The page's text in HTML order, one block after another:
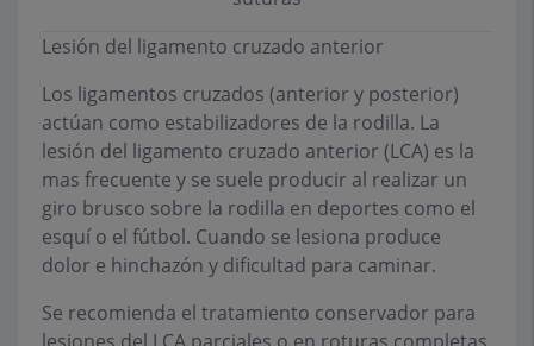
Lesión del ligamento cruzado anterior
Los ligamentos cruzados (anterior y posterior)
actúan como estabilizadores de la rodilla. La
lesión del ligamento cruzado anterior (LCA) es la
mas frecuente y se suele producir al realizar un
giro brusco sobre la rodilla en deportes como el
esquí o el fútbol. Cuando se lesiona produce
dolor e hinchazón y dificultad para caminar.
Se recomienda el tratamiento conservador para